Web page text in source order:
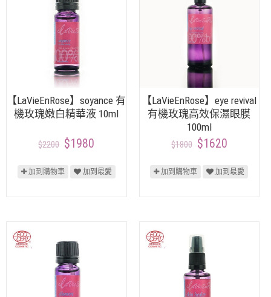
【LaVieEnRose】soyance 有
機玫瑰嫩白精華液 10ml
$2200 $1980
加到購物車 加到最愛
【LaVieEnRose】eye revival
有機玫瑰高效保濕眼膜
100ml
$1800 $1620
加到購物車 加到最愛